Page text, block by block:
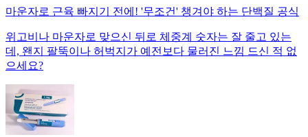
마운자로 근육 빠지기 전에! '무조건' 챙겨야 하는 단백질 공식
위고비나 마운자로 맞으신 뒤로 체중계 숫자는 잘 줄고 있는
데, 왠지 팔뚝이나 허벅지가 예전보다 물러진 느낌 드신 적 없
으세요?